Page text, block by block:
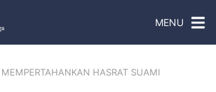
MENU
MEMPERTAHANKAN HASRAT SUAMI